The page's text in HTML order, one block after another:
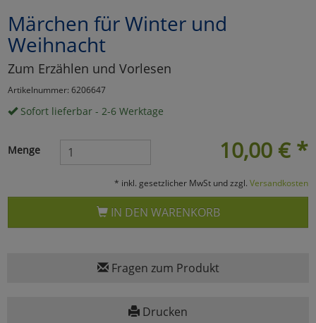
Märchen für Winter und
Weihnacht
Zum Erzählen und Vorlesen
Artikelnummer: 6206647
Sofort lieferbar - 2-6 Werktage
10,00 € *
Menge
* inkl. gesetzlicher MwSt und zzgl. Versandkosten
IN DEN WARENKORB
Fragen zum Produkt
Drucken
Marketing
Umfragetools
Cookies
Alle Akzeptieren
Einstellungen speichern
zurückzu Haupptseite